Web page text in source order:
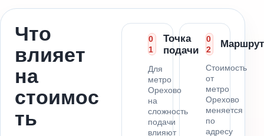
Что
влияет
на
стоимос
ть
0
1
Точка
подачи
Для
метро
Орехово
на
сложность
подачи
влияют
0
2
Маршрут
Стоимость
от
метро
Орехово
меняется
по
адресу